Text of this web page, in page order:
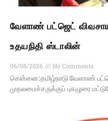
வேளாண் பட்ஜெட்
உதயநிதி ஸ்டாலின்
06/08/2026
No Comments
சென்னை:தமிழ்நாடு வேளாண்
முதலமைச்சருக்குப் புகழுரை